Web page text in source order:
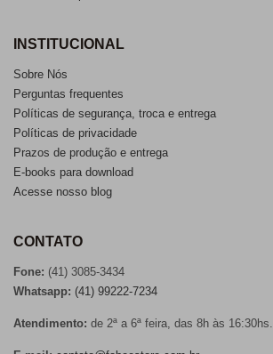
INSTITUCIONAL
Sobre Nós
Perguntas frequentes
Políticas de segurança, troca e entrega
Políticas de privacidade
Prazos de produção e entrega
E-books para download
Acesse nosso blog
CONTATO
Fone: (41) 3085-3434
Whatsapp: (41) 99222-7234
Atendimento: de 2ª a 6ª feira, das 8h às 16:30hs.